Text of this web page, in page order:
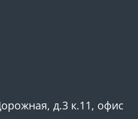
д.3 к.11, офис